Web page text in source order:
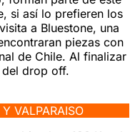
si así lo prefieren los
a Bluestone, una
piezas con
de Chile. Al finalizar
drop off.
VALPARAISO